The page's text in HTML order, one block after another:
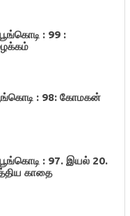
: 99 :
: 98: கோமகன்
: 97. இயல் 20.
காதை